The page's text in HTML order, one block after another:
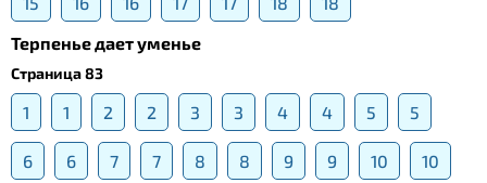
Терпенье дает уменье
Страница 83
1 1 2 2 3 3 4 4 5 5
6 6 7 7 8 8 9 9 10 10